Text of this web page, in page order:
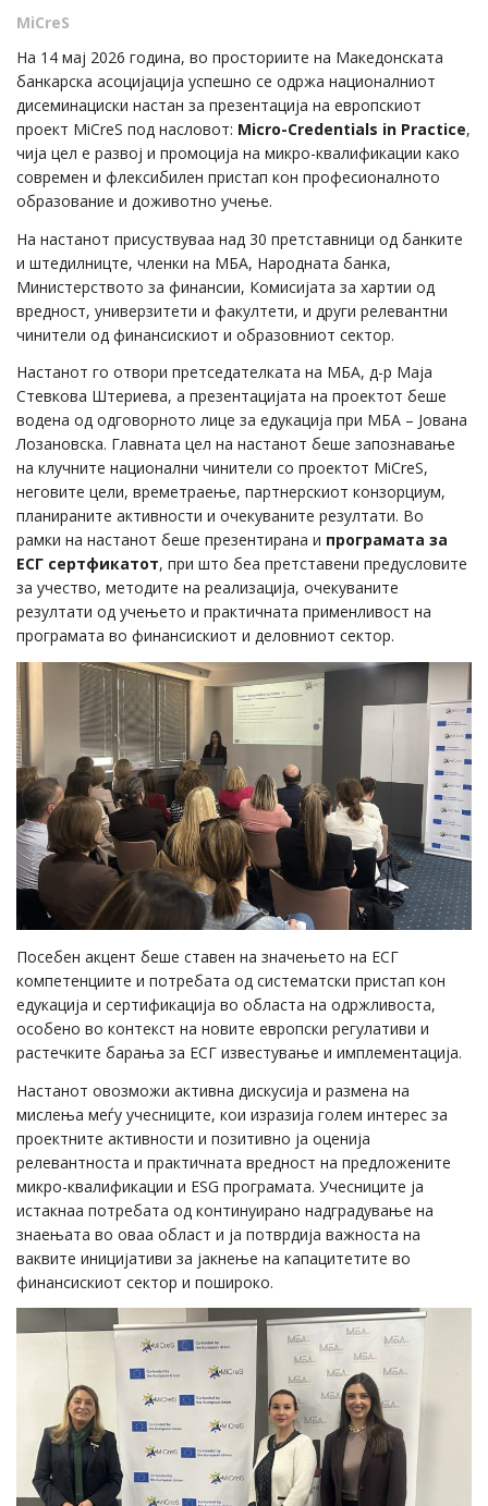
MiCreS
На 14 мај 2026 година, во просториите на Македонската
банкарска асоцијација успешно се одржа националниот
дисеминациски настан за презентација на европскиот
проект MiCreS под насловот: Micro-Credentials in Practice,
чија цел е развој и промоција на микро-квалификации како
современ и флексибилен пристап кон професионалното
образование и доживотно учење.
На настанот присуствуваа над 30 претставници од банките
и штедилницте, членки на МБА, Народната банка,
Министерството за финансии, Комисијата за хартии од
вредност, универзитети и факултети, и други релевантни
чинители од финансискиот и образовниот сектор.
Настанот го отвори претседателката на МБА, д-р Маја
Стевкова Штериева, а презентацијата на проектот беше
водена од одговорното лице за едукација при МБА – Јована
Лозановска. Главната цел на настанот беше запознавање
на клучните национални чинители со проектот MiCreS,
неговите цели, времетраење, партнерскиот конзорциум,
планираните активности и очекуваните резултати. Во
рамки на настанот беше презентирана и програмата за
ЕСГ сертфикатот, при што беа претставени предусловите
за учество, методите на реализација, очекуваните
резултати од учењето и практичната применливост на
програмата во финансискиот и деловниот сектор.
Посебен акцент беше ставен на значењето на ЕСГ
компетенциите и потребата од систематски пристап кон
едукација и сертификација во областа на одржливоста,
особено во контекст на новите европски регулативи и
растечките барања за ЕСГ известување и имплементација.
Настанот овозможи активна дискусија и размена на
мислења меѓу учесниците, кои изразија голем интерес за
проектните активности и позитивно ја оценија
релевантноста и практичната вредност на предложените
микро-квалификации и ESG програмата. Учесниците ја
истакнаа потребата од континуирано надградување на
знаењата во оваа област и ја потврдија важноста на
ваквите иницијативи за јакнење на капацитетите во
финансискиот сектор и пошироко.